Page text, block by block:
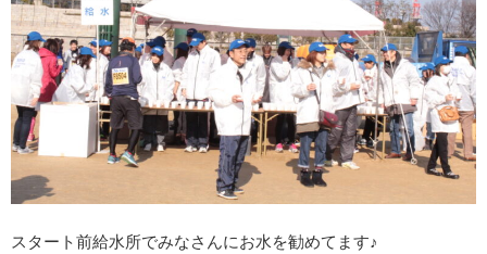
スタート前給水所でみなさんにお水を勧めてます♪